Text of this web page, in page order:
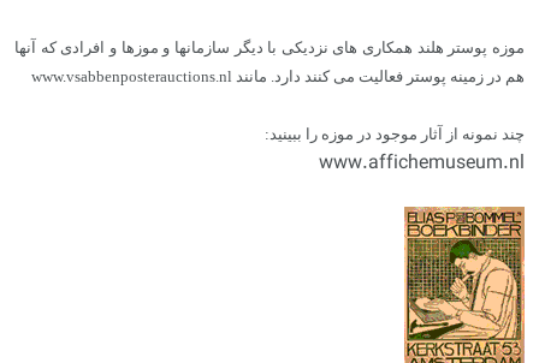
موزه پوستر هلند همکاری های نزدیکی با دیگر سازمانها و موزها و افرادی که آنها
هم در زمینه پوستر فعالیت می کنند دارد. مانند www.vsabbenposterauctions.nl
چند نمونه از آثار موجود در موزه را ببینید:
www.affichemuseum.nl